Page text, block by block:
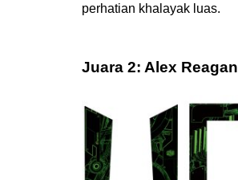
perhatian khalayak luas.
Juara 2: Alex Reagan